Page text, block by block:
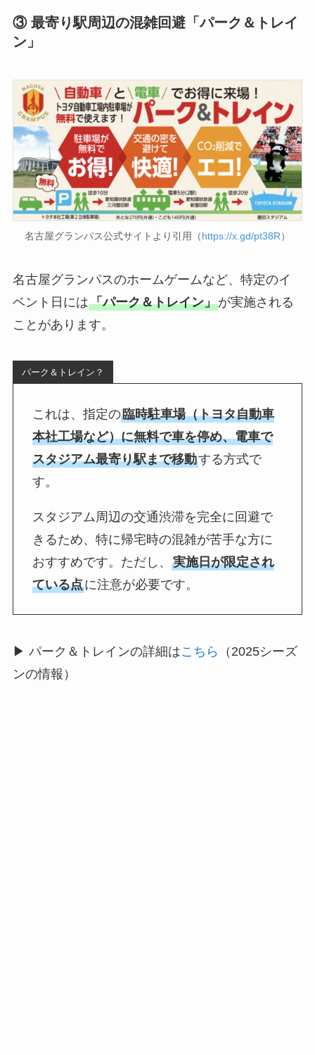
③ 最寄り駅周辺の混雑回避「パーク＆トレイ
ン」
名古屋グランパス公式サイトより引用（https://x.gd/pt38R）
名古屋グランパスのホームゲームなど、特定のイ
ベント日には「パーク＆トレイン」が実施される
ことがあります。
パーク＆トレイン？
これは、指定の臨時駐車場（トヨタ自動車
本社工場など）に無料で車を停め、電車で
スタジアム最寄り駅まで移動する方式で
す。
スタジアム周辺の交通渋滞を完全に回避で
きるため、特に帰宅時の混雑が苦手な方に
おすすめです。ただし、 実施日が限定され
ている点に注意が必要です。
▶ パーク＆トレインの詳細はこちら
（2025シーズ
ンの情報）